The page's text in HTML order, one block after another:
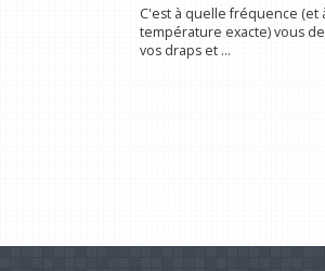
C'est à quelle fréquence (et
température exacte) vous
vos draps et ...